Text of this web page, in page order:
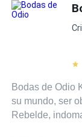
Dominante
Bodas de Odio
su mundo, ser
Rebelde,